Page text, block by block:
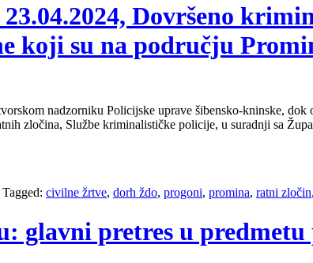
Dovršeno
koji su na području
nadzorniku Policijske uprave šibensko-kninske,
zločina, Službe kriminalističke policije, u suradnji sa
Tagged: civilne žrtve, dorh ždo, progoni, promina, ratni zločin,
glavni pretres u